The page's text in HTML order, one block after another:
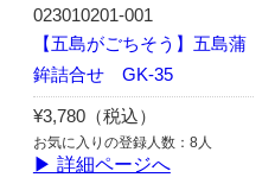
023010201-001
【五島がごちそう】五島蒲
鉾詰合せ GK-35
¥3,780（税込）
お気に入りの登録人数：8人
▶ 詳細ページへ